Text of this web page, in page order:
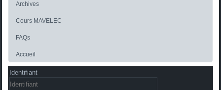
Archives
Cours MAVELEC
FAQs
Accueil
Identifiant